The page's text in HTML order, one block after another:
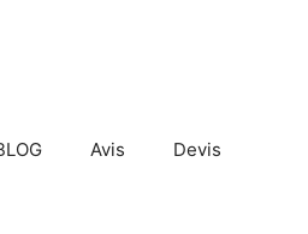
Avis Devis